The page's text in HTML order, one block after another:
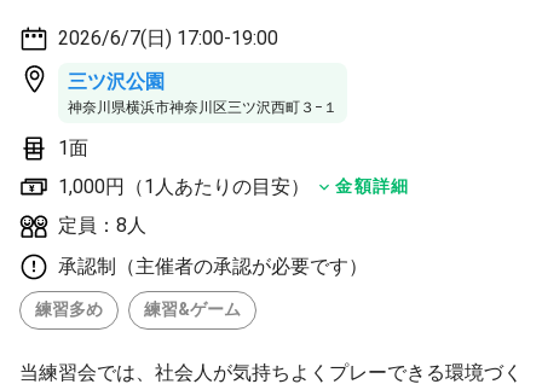
2026/6/7(日) 17:00-19:00
三ツ沢公園
神奈川県横浜市神奈川区三ツ沢西町３−１
1面
1,000円（1人あたりの目安）
金額詳細
定員：8人
承認制（主催者の承認が必要です）
練習多め 練習&ゲーム
当練習会では、社会人が気持ちよくプレーできる環境づく